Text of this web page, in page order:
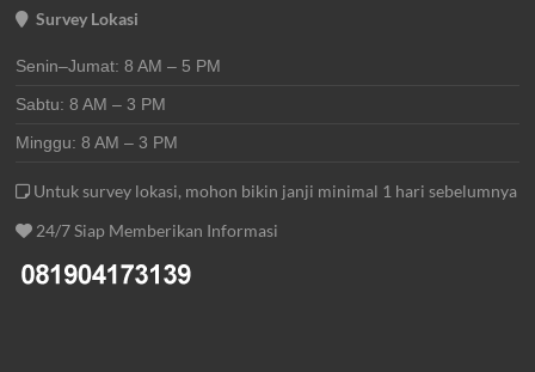
Survey Lokasi
Senin–Jumat: 8 AM – 5 PM
Sabtu: 8 AM – 3 PM
Minggu: 8 AM – 3 PM
Untuk survey lokasi, mohon bikin janji minimal 1 hari sebelumnya
24/7 Siap Memberikan Informasi